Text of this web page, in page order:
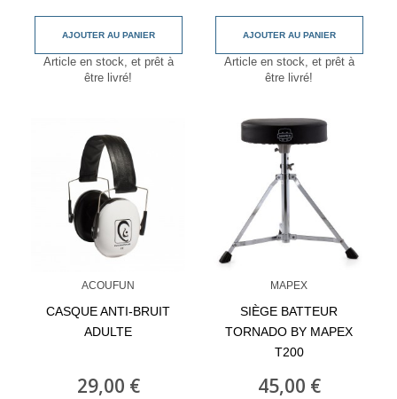
AJOUTER AU PANIER
Article en stock, et prêt à
être livré!
AJOUTER AU PANIER
Article en stock, et prêt à
être livré!
ACOUFUN
CASQUE ANTI-BRUIT
ADULTE
29,00 €
MAPEX
SIÈGE BATTEUR
TORNADO BY MAPEX
T200
45,00 €